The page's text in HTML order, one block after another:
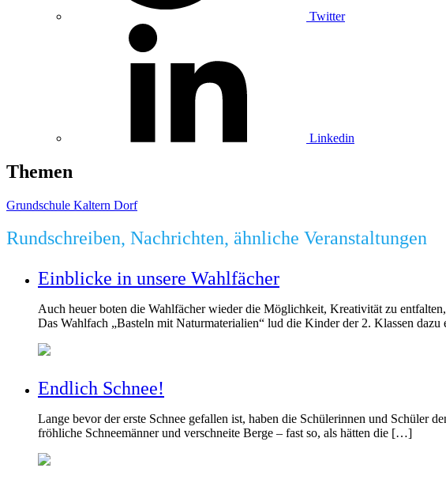
Twitter
Linkedin
Themen
Grundschule Kaltern Dorf
Rundschreiben, Nachrichten, ähnliche Veranstaltungen
Einblicke in unsere Wahlfächer
Auch heuer boten die Wahlfächer wieder die Möglichkeit, Kreativität zu
Das Wahlfach „Basteln mit Naturmaterialien“ lud die Kinder der 2. Klassen
Endlich Schnee!
Lange bevor der erste Schnee gefallen ist, haben die Schülerinnen und Schüler
fröhliche Schneemänner und verschneite Berge – fast so, als hätten die […]